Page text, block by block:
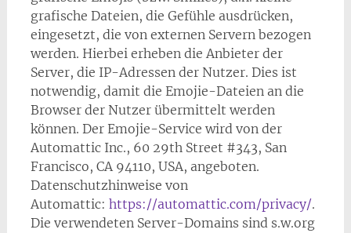
grafische Dateien, die Gefühle ausdrücken,
eingesetzt, die von externen Servern bezogen
werden. Hierbei erheben die Anbieter der
Server, die IP-Adressen der Nutzer. Dies ist
notwendig, damit die Emojie-Dateien an die
Browser der Nutzer übermittelt werden
können. Der Emojie-Service wird von der
Automattic Inc., 60 29th Street #343, San
Francisco, CA 94110, USA, angeboten.
Datenschutzhinweise von
Automattic: https://automattic.com/privacy/.
Die verwendeten Server-Domains sind s.w.org